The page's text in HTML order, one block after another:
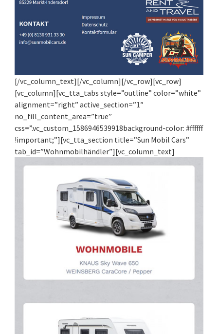
[/vc_column_text][/vc_column][/vc_row][vc_row]
[vc_column][vc_tta_tabs style=”outline” color=”white”
alignment=”right” active_section=”1″
no_fill_content_area=”true”
css=”.vc_custom_1586946539918background-color: #ffffff
!important;”][vc_tta_section title=”Sun Mobil Cars”
tab_id=”Wohnmobilhändler”][vc_column_text]